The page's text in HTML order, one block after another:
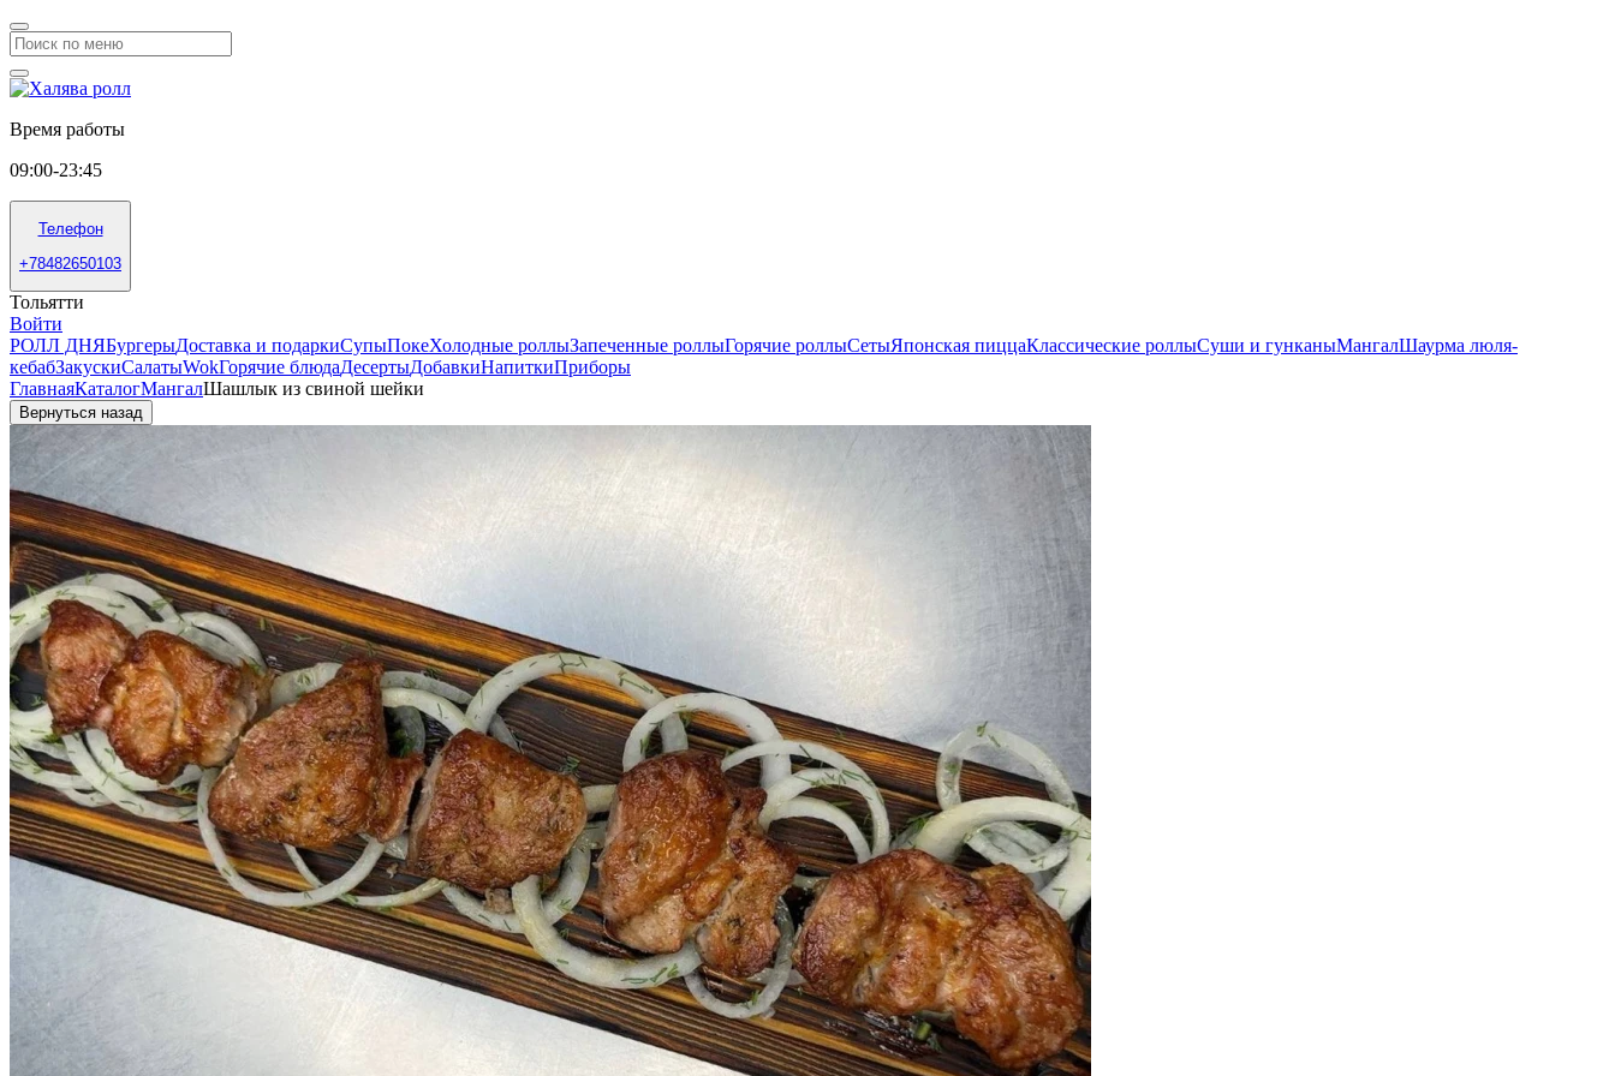
Время работы
09:00-23:45
Телефон
+78482650103
Тольятти
Войти
РОЛЛ ДНЯБургерыДоставка и подаркиСупыПокеХолодные роллыЗапеченные роллыГорячие роллыСетыЯпонская пиццаКлассические роллыСуши и гунканыМангалШаурма люля-
кебабЗакускиСалатыWokГорячие блюдаДесертыДобавкиНапиткиПриборы
ГлавнаяКаталогМангалШашлык из свиной шейки
Вернуться назад